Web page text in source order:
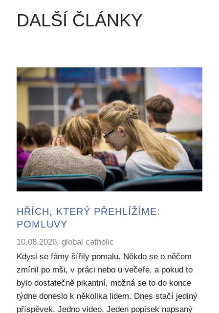
DALŠÍ ČLÁNKY
HŘÍCH, KTERÝ PŘEHLÍŽÍME:
POMLUVY
10.08.2026, global catholic
Kdysi se fámy šířily pomalu. Někdo se o něčem
zmínil po mši, v práci nebo u večeře, a pokud to
bylo dostatečně pikantní, možná se to do konce
týdne doneslo k několika lidem. Dnes stačí jediný
příspěvek. Jedno video. Jeden popisek napsaný